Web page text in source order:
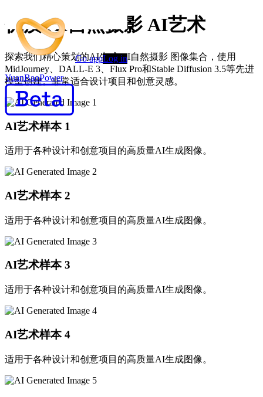
YuanBaoPower
Go appLog in
优质 AI自然摄影 AI艺术
探索我们精心策划的AI生成 AI自然摄影 图像集合，使用
MidJourney、DALL-E 3、Flux Pro和Stable Diffusion 3.5等先进
模型创建。非常适合设计项目和创意灵感。
AI艺术样本 1
适用于各种设计和创意项目的高质量AI生成图像。
AI艺术样本 2
适用于各种设计和创意项目的高质量AI生成图像。
AI艺术样本 3
适用于各种设计和创意项目的高质量AI生成图像。
AI艺术样本 4
适用于各种设计和创意项目的高质量AI生成图像。